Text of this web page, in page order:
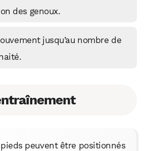
des genoux.
jusqu’au nombre de
peuvent être positionnés